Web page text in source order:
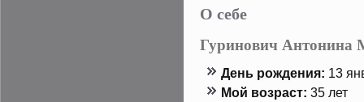
О себе
Гуринович Антонина
День рождения: 13
Мой возраст: 35 лет